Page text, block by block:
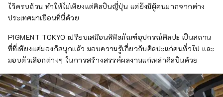
ไว้ครบถ้วน ทำให้ไม่เพียงแต่ศิลปินญี่ปุ่น แต่ยังมีผู้คนมากจากต่าง
ประเทศมาเยือนที่นี่ด้วย
PIGMENT TOKYO เปรียบเสมือนพิพิธภัณฑ์อุปกรณ์ศิลปะ เป็นสถาน
ที่ที่เพียงแค่มองก็สนุกแล้ว มอบความรู้เกี่ยวกับศิลปะแก่คนทั่วไป และ
มอบตัวเลือกต่างๆ ในการสร้างสรรค์ผลงานแก่เหล่าศิลปินด้วย